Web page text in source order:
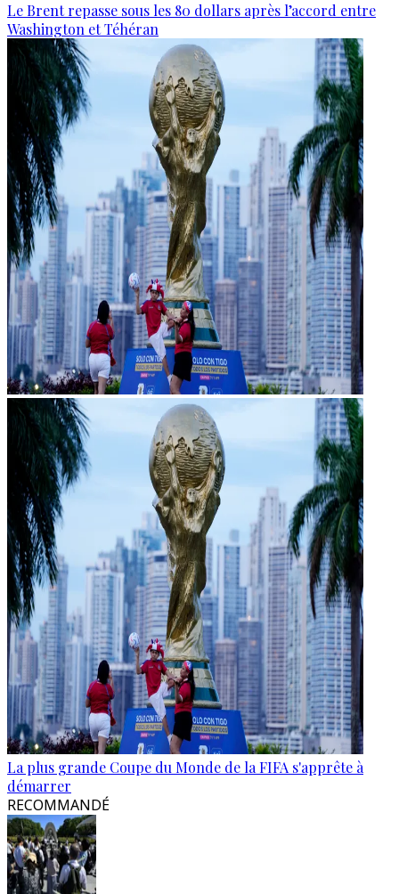
Le Brent repasse sous les 80 dollars après l’accord entre
Washington et Téhéran
La plus grande Coupe du Monde de la FIFA s'apprête à
démarrer
RECOMMANDÉ